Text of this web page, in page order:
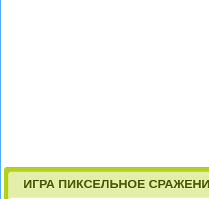
ИГРА ПИКСЕЛЬНОЕ